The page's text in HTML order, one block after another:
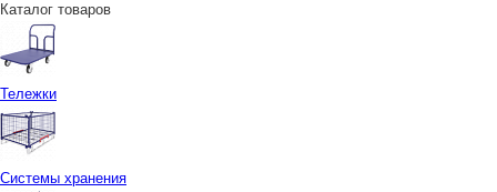
Каталог товаров
Тележки
Системы хранения